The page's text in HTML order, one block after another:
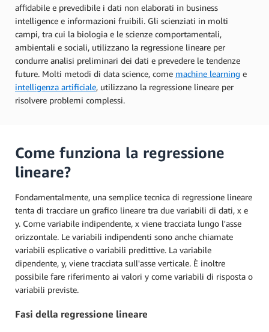
affidabile e prevedibile i dati non elaborati in business
intelligence e informazioni fruibili. Gli scienziati in molti
campi, tra cui la biologia e le scienze comportamentali,
ambientali e sociali, utilizzano la regressione lineare per
condurre analisi preliminari dei dati e prevedere le tendenze
future. Molti metodi di data science, come machine learning e
intelligenza artificiale, utilizzano la regressione lineare per
risolvere problemi complessi.
Come funziona la regressione
lineare?
Fondamentalmente, una semplice tecnica di regressione lineare
tenta di tracciare un grafico lineare tra due variabili di dati, x e
y. Come variabile indipendente, x viene tracciata lungo l'asse
orizzontale. Le variabili indipendenti sono anche chiamate
variabili esplicative o variabili predittive. La variabile
dipendente, y, viene tracciata sull'asse verticale. È inoltre
possibile fare riferimento ai valori y come variabili di risposta o
variabili previste.
Fasi della regressione lineare